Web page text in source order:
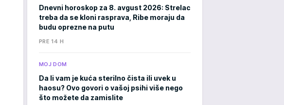
Dnevni horoskop za 8. avgust 2026: Strelac
treba da se kloni rasprava, Ribe moraju da
budu oprezne na putu
PRE 14 H
MOJ DOM
Da li vam je kuća sterilno čista ili uvek u
haosu? Ovo govori o vašoj psihi više nego
što možete da zamislite